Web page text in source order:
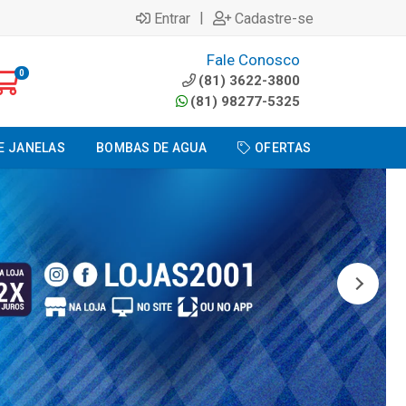
Entrar | Cadastre-se
0
Fale Conosco
(81) 3622-3800
(81) 98277-5325
JANELAS BOMBAS DE AGUA OFERTAS